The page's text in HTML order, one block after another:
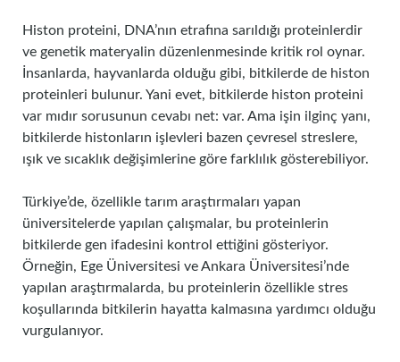
Histon proteini, DNA’nın etrafına sarıldığı proteinlerdir
ve genetik materyalin düzenlenmesinde kritik rol oynar.
İnsanlarda, hayvanlarda olduğu gibi, bitkilerde de histon
proteinleri bulunur. Yani evet, bitkilerde histon proteini
var mıdır sorusunun cevabı net: var. Ama işin ilginç yanı,
bitkilerde histonların işlevleri bazen çevresel streslere,
ışık ve sıcaklık değişimlerine göre farklılık gösterebiliyor.
Türkiye’de, özellikle tarım araştırmaları yapan
üniversitelerde yapılan çalışmalar, bu proteinlerin
bitkilerde gen ifadesini kontrol ettiğini gösteriyor.
Örneğin, Ege Üniversitesi ve Ankara Üniversitesi’nde
yapılan araştırmalarda, bu proteinlerin özellikle stres
koşullarında bitkilerin hayatta kalmasına yardımcı olduğu
vurgulanıyor.